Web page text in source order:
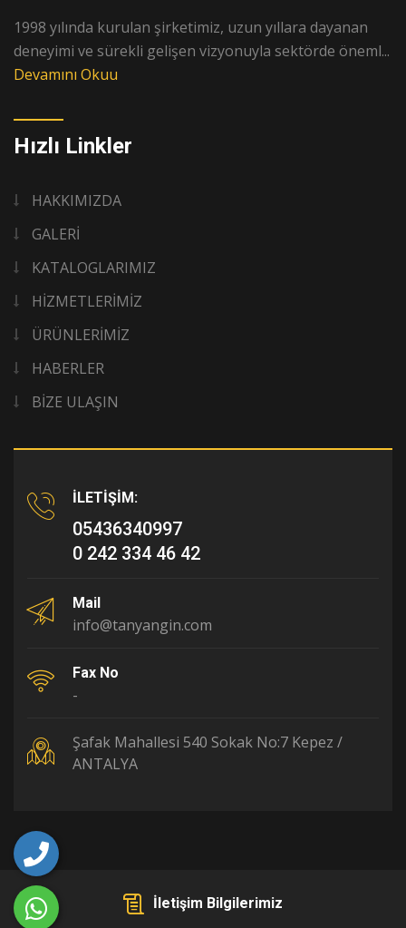
1998 yılında kurulan şirketimiz, uzun yıllara dayanan
deneyimi ve sürekli gelişen vizyonuyla sektörde öneml...
Devamını Okuu
Hızlı Linkler
HAKKIMIZDA
GALERİ
KATALOGLARIMIZ
HİZMETLERİMİZ
ÜRÜNLERİMİZ
HABERLER
BİZE ULAŞIN
İLETİŞİM:
05436340997
0 242 334 46 42
Mail
info@tanyangin.com
Fax No
-
Şafak Mahallesi 540 Sokak No:7 Kepez /
ANTALYA
İletişim Bilgilerimiz